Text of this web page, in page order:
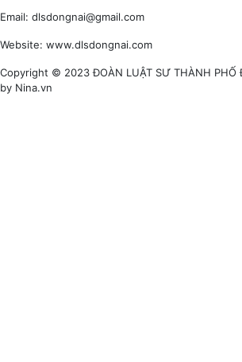
Email: dlsdongnai@gmail.com
Website: www.dlsdongnai.com
Copyright © 2023 ĐOÀN LUẬT SƯ THÀNH PHỐ
by Nina.vn